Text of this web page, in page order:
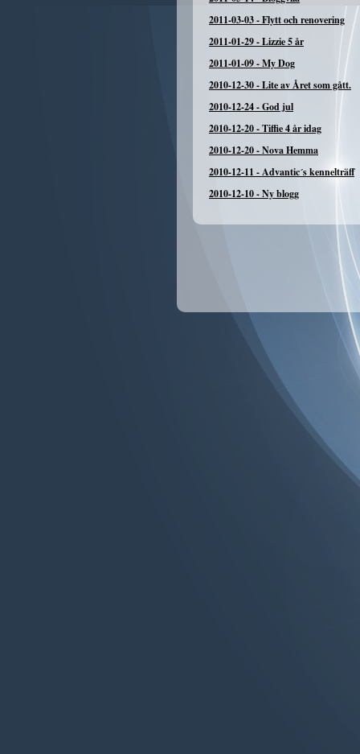
2011-03-03-Flytt och renovering
2011-01-29-Lizzie 5 år
2011-01-09-My Dog
2010-12-30-Lite av Året som gått.
2010-12-24-God jul
2010-12-20-Tiffie 4 år idag
2010-12-20-Nova Hemma
2010-12-11 -Advantic´s kennelträff
2010-12-10-Ny blogg